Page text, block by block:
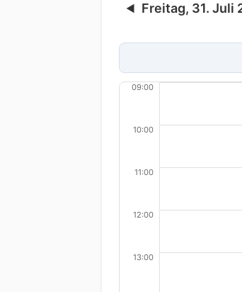
◀ Freitag, 31. Juli
09:00
10:00
11:00
12:00
13:00